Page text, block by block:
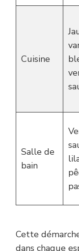
Cuisine
Salle de
bain
Cette
dans chaque